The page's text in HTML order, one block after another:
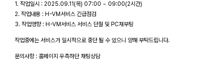
1. 작업일시 : 2025.09.11(목) 07:00 ~ 09:00(2시간)
2. 작업내용 : H-VM서비스 긴급점검
3. 작업영향 : H-VM서비스 서비스 단절 및 PC재부팅
작업중에는 서비스가 일시적으로 중단 될 수 있으니 양해 부탁드립니다.
문의사항 : 홈페이지 우측하단 채팅상담